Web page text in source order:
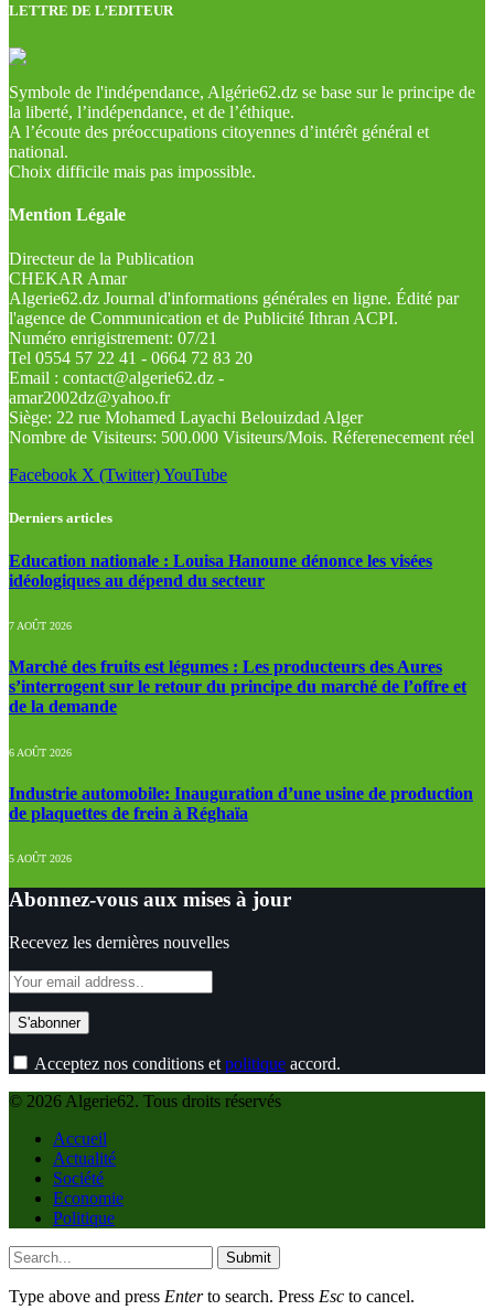
LETTRE DE L’EDITEUR
Symbole de l'indépendance, Algérie62.dz se base sur le principe de
la liberté, l’indépendance, et de l’éthique.
A l’écoute des préoccupations citoyennes d’intérêt général et
national.
Choix difficile mais pas impossible.
Mention Légale
Directeur de la Publication
CHEKAR Amar
Algerie62.dz Journal d'informations générales en ligne. Édité par
l'agence de Communication et de Publicité Ithran ACPI.
Numéro enrigistrement: 07/21
Tel 0554 57 22 41 - 0664 72 83 20
Email : contact@algerie62.dz -
amar2002dz@yahoo.fr
Siège: 22 rue Mohamed Layachi Belouizdad Alger
Nombre de Visiteurs: 500.000 Visiteurs/Mois. Réferenecement réel
Facebook X (Twitter)YouTube
Derniers articles
Education nationale : Louisa Hanoune dénonce les visées
idéologiques au dépend du secteur
7 AOÛT 2026
Marché des fruits est légumes : Les producteurs des Aures
s’interrogent sur le retour du principe du marché de l’offre et
de la demande
6 AOÛT 2026
Industrie automobile: Inauguration d’une usine de production
de plaquettes de frein à Réghaïa
5 AOÛT 2026
Abonnez-vous aux mises à jour
Recevez les dernières nouvelles
Acceptez nos conditions et politique accord.
© 2026 Algerie62. Tous droits réservés
Accueil
Actualité
Société
Economie
Politique
Submit
Type above and press Enterto search. Press Esc to cancel.